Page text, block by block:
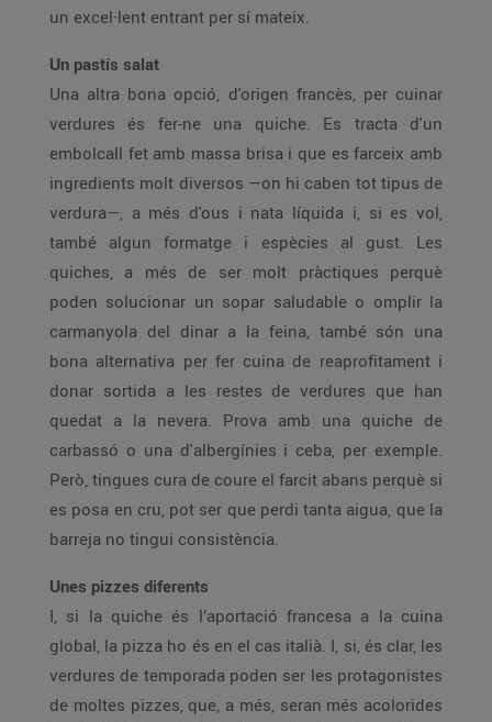
un excel·lent entrant per sí mateix.
Un pastís salat
Una altra bona opció, d'origen francès, per cuinar
verdures és fer-ne una quiche. Es tracta d'un
embolcall fet amb massa brisa i que es farceix amb
ingredients molt diversos —on hi caben tot tipus de
verdura—, a més d'ous i nata líquida i, si es vol,
també algun formatge i espècies al gust. Les
quiches, a més de ser molt pràctiques perquè
poden solucionar un sopar saludable o omplir la
carmanyola del dinar a la feina, també són una
bona alternativa per fer cuina de reaprofitament i
donar sortida a les restes de verdures que han
quedat a la nevera. Prova amb una quiche de
carbassó o una d'albergínies i ceba, per exemple.
Però, tingues cura de coure el farcit abans perquè si
es posa en cru, pot ser que perdi tanta aigua, que la
barreja no tingui consistència.
Unes pizzes diferents
I, si la quiche és l’aportació francesa a la cuina
global, la pizza ho és en el cas italià. I, si, és clar, les
verdures de temporada poden ser les protagonistes
de moltes pizzes, que, a més, seran més acolorides